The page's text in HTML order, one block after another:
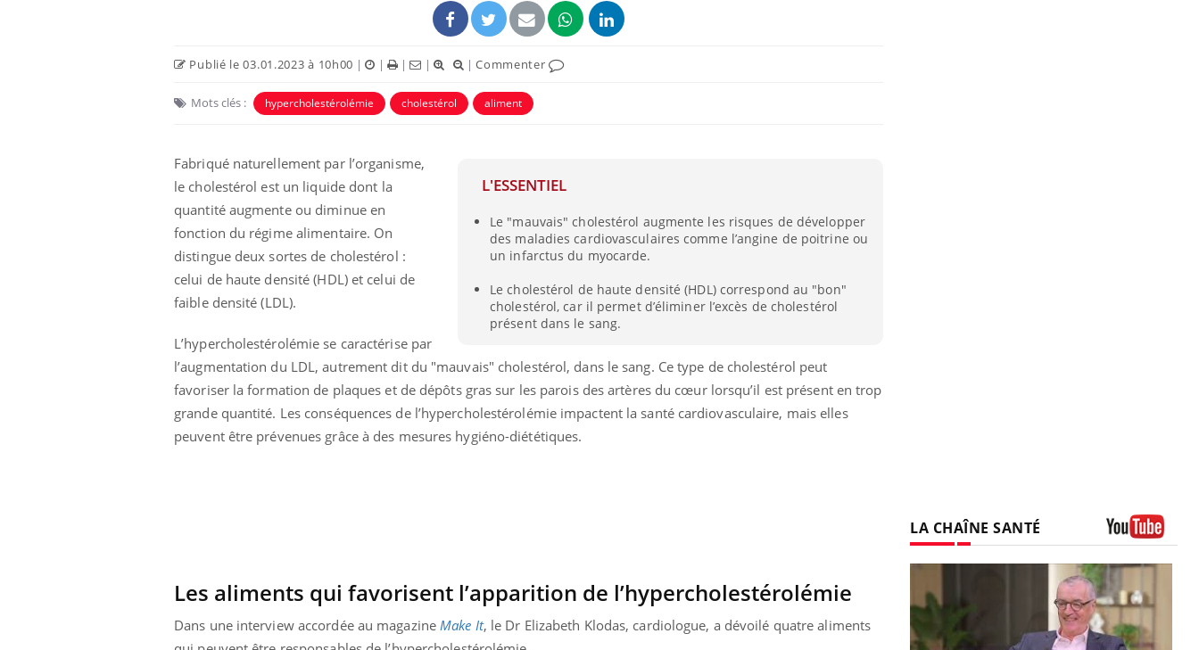
Publié le 03.01.2023 à 10h00 | | | | |Commenter
Mots clés : hypercholestérolémie cholestérol aliment
L'ESSENTIEL
Le "mauvais" cholestérol augmente les risques de développer
des maladies cardiovasculaires comme l’angine de poitrine ou
un infarctus du myocarde.
Le cholestérol de haute densité (HDL) correspond au "bon"
cholestérol, car il permet d’éliminer l’excès de cholestérol
présent dans le sang.
Fabriqué naturellement par l’organisme,
le cholestérol est un liquide dont la
quantité augmente ou diminue en
fonction du régime alimentaire. On
distingue deux sortes de cholestérol :
celui de haute densité (HDL) et celui de
faible densité (LDL).
L’hypercholestérolémie se caractérise par
l’augmentation du LDL, autrement dit du "mauvais" cholestérol, dans le sang. Ce type de cholestérol peut
favoriser la formation de plaques et de dépôts gras sur les parois des artères du cœur lorsqu’il est présent en trop
grande quantité. Les conséquences de l’hypercholestérolémie impactent la santé cardiovasculaire, mais elles
peuvent être prévenues grâce à des mesures hygiéno-diététiques.
Les aliments qui favorisent l’apparition de l’hypercholestérolémie
Dans une interview accordée au magazine Make It, le Dr Elizabeth Klodas, cardiologue, a dévoilé quatre aliments
LA CHAÎNE SANTÉ